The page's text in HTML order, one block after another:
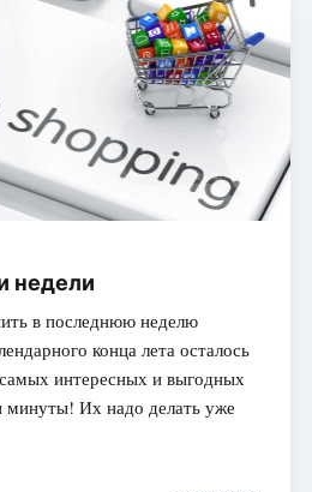
недели
в последнюю неделю
конца лета осталось
интересных и выгодных
минуты! Их надо делать уже